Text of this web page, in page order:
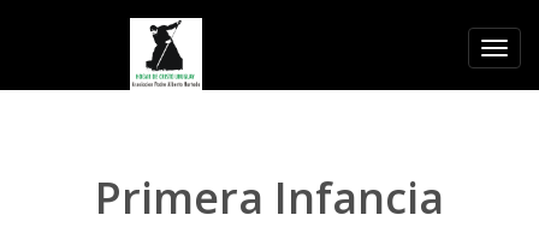
Primera Infancia